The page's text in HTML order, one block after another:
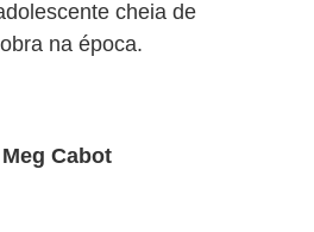
cheia de
na época.
Cabot